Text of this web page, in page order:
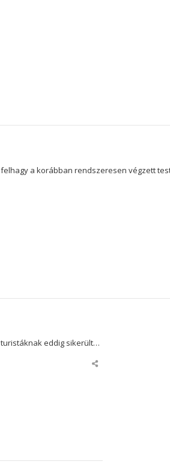
a korábban rendszeresen végzett
turistáknak eddig sikerült…
Share